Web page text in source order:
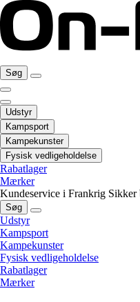
Søg
Udstyr
Kampsport
Kampekunster
Fysisk vedligeholdelse
Rabatlager
Mærker
Kundeservice i Frankrig Sikker
Søg
Udstyr
Kampsport
Kampekunster
Fysisk vedligeholdelse
Rabatlager
Mærker